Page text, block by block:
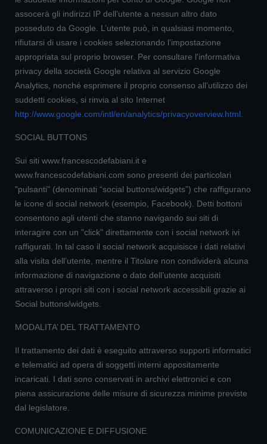
assocerà gli indirizzi IP dell’utente a nessun altro dato
posseduto da Google. L’utente può, in qualsiasi momento,
rifiutarsi di usare i cookies selezionando l’impostazione
appropriata sul proprio browser. Per consultare l'informativa
privacy della società Google relativa al servizio Google
Analytics, nonché esprimere il proprio consenso all’utilizzo dei
suddetti cookies, si rinvia al sito Internet
http://www.google.com/intl/en/analytics/privacyoverview.html
SOCIAL BUTTONS
Sui siti www.francescodefabiani.it e
www.francescodefabiani.com sono presenti dei particolari
"pulsanti" (denominati “social buttons/widgets”) che raffigurano
le icone di social network (esempio, Facebook). Detti bottoni
consentono agli utenti che stanno navigando sui siti di
interagire con un "click" direttamente con i social network ivi
raffigurati. In tal caso il social network acquisisce i dati relativi
alla visita dell’utente, mentre il Titolare non condividerà alcuna
informazione di navigazione o dato dell’utente acquisiti
attraverso i propri siti con i social network accessibili grazie ai
Social buttons/widgets.
MODALITA’ DEL TRATTAMENTO
Il trattamento dei dati è eseguito attraverso supporti informatici
e telematici ad opera di soggetti interni appositamente
incaricati. I dati sono conservati in archivi elettronici e con
piena assicurazione delle misure di sicurezza minime previste
dal legislatore.
COMUNICAZIONE E DIFFUSIONE